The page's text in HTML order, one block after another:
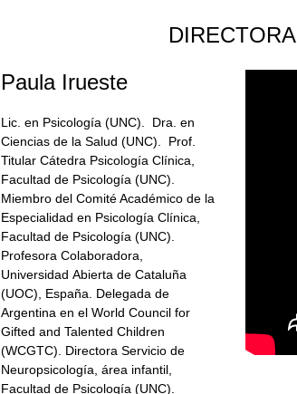
DIRECTORA
Paula Irueste
Lic. en Psicología (UNC). Dra. en
Ciencias de la Salud (UNC). Prof.
Titular Cátedra Psicología Clínica,
Facultad de Psicología (UNC).
Miembro del Comité Académico de la
Especialidad en Psicología Clínica,
Facultad de Psicología (UNC).
Profesora Colaboradora,
Universidad Abierta de Cataluña
(UOC), España. Delegada de
Argentina en el World Council for
Gifted and Talented Children
(WCGTC). Directora Servicio de
Neuropsicología, área infantil,
Facultad de Psicología (UNC).